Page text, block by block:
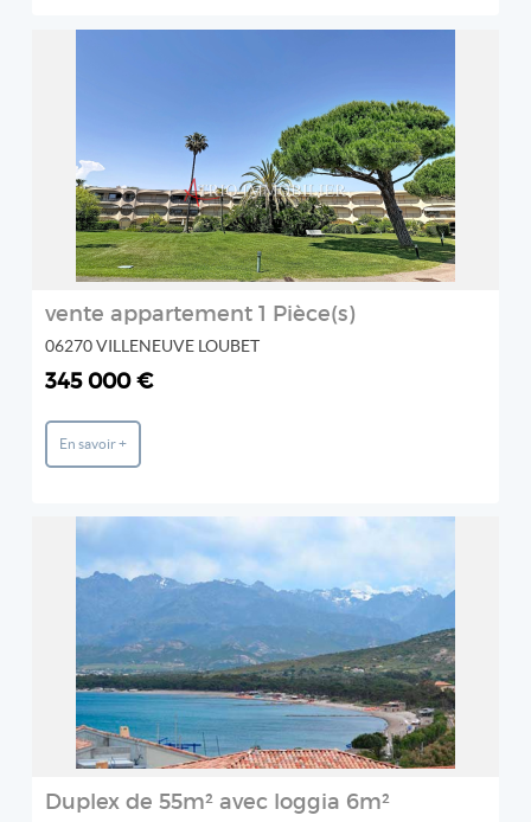
2
vente appartement 1 Pièce(s)
06270 VILLENEUVE LOUBET
345 000 €
En savoir +
FM IMMOBILIER
Duplex de 55m² avec loggia 6m²